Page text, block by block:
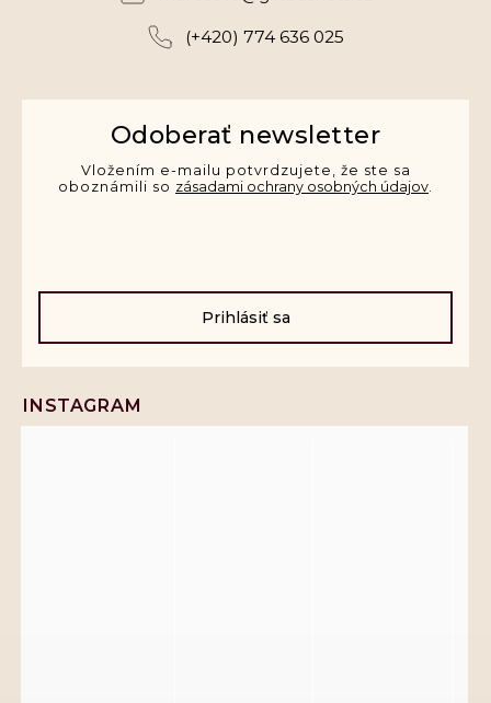
(+420) 774 636 025
Odoberať newsletter
Vložením e-mailu potvrdzujete, že ste sa
oboznámili so zásadami ochrany osobných údajov
Prihlásiť sa
INSTAGRAM